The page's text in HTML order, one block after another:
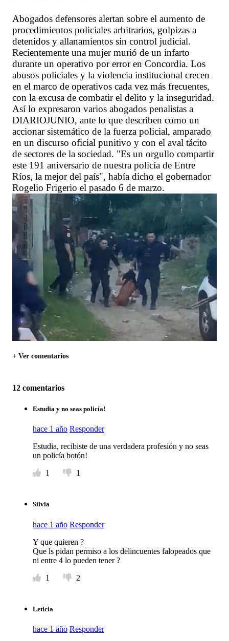
Abogados defensores alertan sobre el aumento de
procedimientos policiales arbitrarios, golpizas a
detenidos y allanamientos sin control judicial.
Recientemente una mujer murió de un infarto
durante un operativo por error en Concordia. Los
abusos policiales y la violencia institucional crecen
en el marco de operativos cada vez más frecuentes,
con la excusa de combatir el delito y la inseguridad.
Así lo expresaron varios abogados penalistas a
DIARIOJUNIO, ante lo que describen como un
accionar sistemático de la fuerza policial, amparado
en un discurso oficial punitivo y con el aval tácito
de sectores de la sociedad. "Es un orgullo compartir
este 191 aniversario de nuestra policía de Entre
Ríos, la mejor del país", había dicho el gobernador
Rogelio Frigerio el pasado 6 de marzo.
+ Ver comentarios
12 comentarios
Estudia y no seas policía!
hace 1 año Responder
Estudia, recibiste de una verdadera profesión y no seas
un policía botón!
1
1
Silvia
hace 1 año Responder
Y que quieren ?
Que ls pidan permiso a los delincuentes falopeados que
ni entre 4 lo pueden tener ?
1
2
Leticia
hace 1 año Responder